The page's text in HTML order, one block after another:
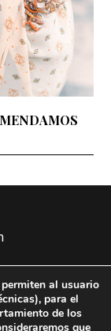
al usuario
, para el
de los
que